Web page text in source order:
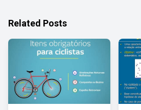
Related Posts